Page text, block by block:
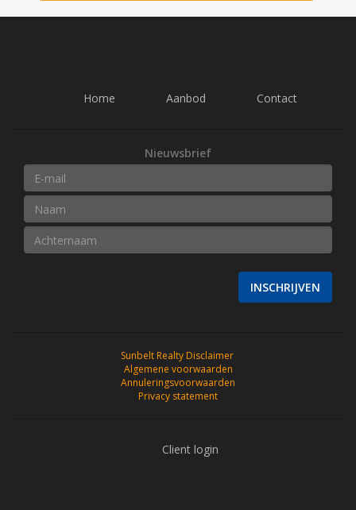
Home Aanbod Contact
Nieuwsbrief
INSCHRIJVEN
Sunbelt Realty Disclaimer
Algemene voorwaarden
Annuleringsvoorwaarden
Privacy statement
Client login